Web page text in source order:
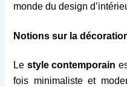
monde du design
Notions sur la
Le style contemporain
fois minimaliste et